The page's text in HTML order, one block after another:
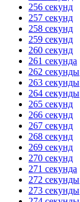
256 секунд
257 секунд
258 секунд
259 секунд
260 секунд
261 секунда
262 секунды
263 секунды
264 секунды
265 секунд
266 секунд
267 секунд
268 секунд
269 секунд
270 секунд
271 секунда
272 секунды
273 секунды